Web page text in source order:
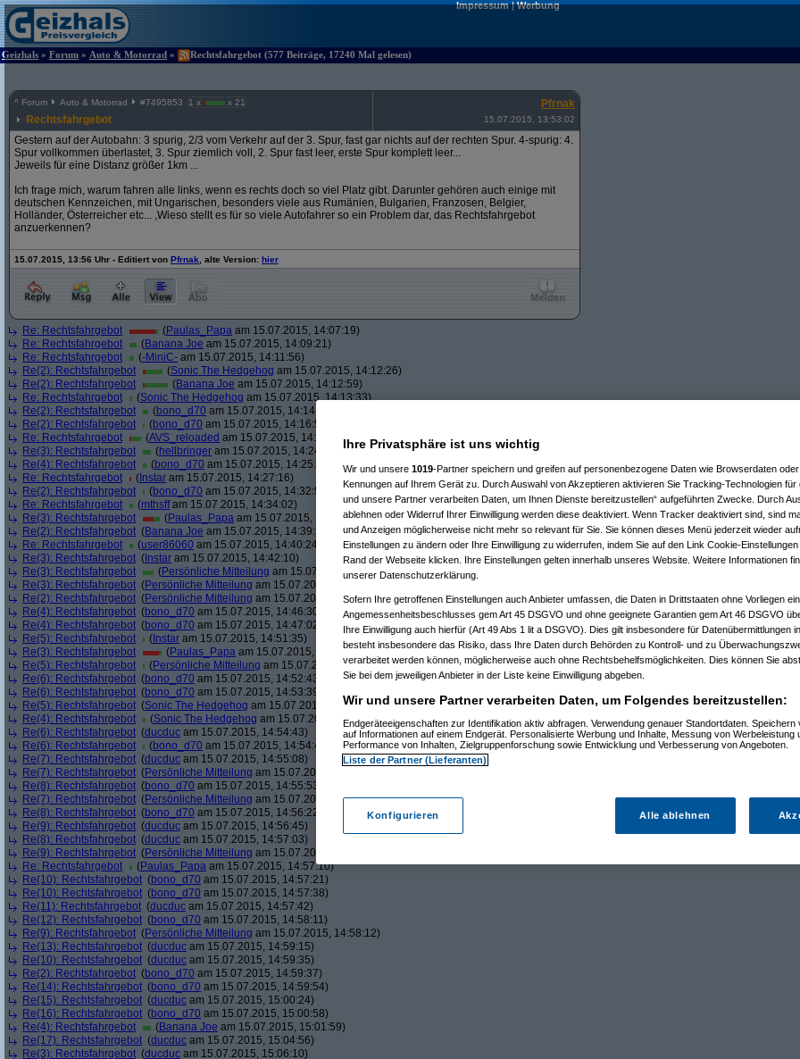
Impressum|Werbung
Geizhals » Forum » Auto & Motorrad » Rechtsfahrgebot (577 Beiträge, 17240 Mal gelesen)
^ Forum Auto & Motorrad #7495853 1 x x 21
Rechtsfahrgebot
Pfrnak
15.07.2015, 13:53:02
Gestern auf der Autobahn: 3 spurig, 2/3 vom Verkehr auf der 3. Spur, fast gar nichts auf der rechten Spur. 4-spurig: 4.
Spur vollkommen überlastet, 3. Spur ziemlich voll, 2. Spur fast leer, erste Spur komplett leer...
Jeweils für eine Distanz größer 1km ...
Ich frage mich, warum fahren alle links, wenn es rechts doch so viel Platz gibt. Darunter gehören auch einige mit
deutschen Kennzeichen, mit Ungarischen, besonders viele aus Rumänien, Bulgarien, Franzosen, Belgier,
Holländer, Österreicher etc... ,Wieso stellt es für so viele Autofahrer so ein Problem dar, das Rechtsfahrgebot
anzuerkennen?
15.07.2015, 13:56 Uhr - Editiert von Pfrnak , alte Version: hier
Re: Rechtsfahrgebot (Paulas_Papa am 15.07.2015, 14:07:19)
Re: Rechtsfahrgebot
(Banana Joe am 15.07.2015, 14:09:21)
Re: Rechtsfahrgebot
(-MiniC- am 15.07.2015, 14:11:56)
Re(2): Rechtsfahrgebot
(Sonic The Hedgehog am 15.07.2015, 14:12:26)
Re(2): Rechtsfahrgebot
(Banana Joe am 15.07.2015, 14:12:59)
Re: Rechtsfahrgebot
(Sonic The Hedgehog am 15.07.2015, 14:13:33)
Re(2): Rechtsfahrgebot
(bono_d70 am 15.07.2015, 14:14:55)
Re(2): Rechtsfahrgebot
(bono_d70 am 15.07.2015, 14:16:59)
Re: Rechtsfahrgebot
(AVS_reloaded am 15.07.2015, 14:21:21)
Re(3): Rechtsfahrgebot
(hellbringer am 15.07.2015, 14:24:14)
Re(4): Rechtsfahrgebot
(bono_d70 am 15.07.2015, 14:25:39)
Re: Rechtsfahrgebot
( Instar am 15.07.2015, 14:27:16)
Re(2): Rechtsfahrgebot
(bono_d70 am 15.07.2015, 14:32:58)
Re: Rechtsfahrgebot
(mthsffam 15.07.2015, 14:34:02)
Re(3): Rechtsfahrgebot
(Paulas_Papa am 15.07.2015, 14:37:50)
Re(2): Rechtsfahrgebot (Banana Joe am 15.07.2015, 14:39:31)
Re: Rechtsfahrgebot
(user86060 am 15.07.2015, 14:40:24)
Re(3): Rechtsfahrgebot ( Instar am 15.07.2015, 14:42:10)
Re(3): Rechtsfahrgebot
(Persönliche Mitteilung am 15.07.2015, 14:42:46)
Re(3): Rechtsfahrgebot (Persönliche Mitteilung am 15.07.2015, 14:44:05)
Re(2): Rechtsfahrgebot (Persönliche Mitteilung am 15.07.2015, 14:45:35)
Re(4): Rechtsfahrgebot (bono_d70 am 15.07.2015, 14:46:30)
Re(4): Rechtsfahrgebot (bono_d70 am 15.07.2015, 14:47:02)
Re(5): Rechtsfahrgebot
( Instar am 15.07.2015, 14:51:35)
Re(3): Rechtsfahrgebot
(Paulas_Papa am 15.07.2015, 14:51:55)
Re(5): Rechtsfahrgebot
(Persönliche Mitteilung am 15.07.2015, 14:52:10)
Re(6): Rechtsfahrgebot (bono_d70 am 15.07.2015, 14:52:43)
Re(6): Rechtsfahrgebot (bono_d70 am 15.07.2015, 14:53:39)
Re(5): Rechtsfahrgebot (Sonic The Hedgehog am 15.07.2015, 14:53:40)
Re(4): Rechtsfahrgebot
(Sonic The Hedgehog am 15.07.2015, 14:54:21)
Re(6): Rechtsfahrgebot (ducduc am 15.07.2015, 14:54:43)
Re(6): Rechtsfahrgebot
(bono_d70 am 15.07.2015, 14:54:47)
Re(7): Rechtsfahrgebot (ducduc am 15.07.2015, 14:55:08)
Re(7): Rechtsfahrgebot (Persönliche Mitteilung am 15.07.2015, 14:55:40)
Re(8): Rechtsfahrgebot (bono_d70 am 15.07.2015, 14:55:53)
Re(7): Rechtsfahrgebot (Persönliche Mitteilung am 15.07.2015, 14:56:20)
Re(8): Rechtsfahrgebot (bono_d70 am 15.07.2015, 14:56:22)
Re(9): Rechtsfahrgebot (ducduc am 15.07.2015, 14:56:45)
Re(8): Rechtsfahrgebot (ducduc am 15.07.2015, 14:57:03)
Re(9): Rechtsfahrgebot (Persönliche Mitteilung am 15.07.2015, 14:57:03)
Re: Rechtsfahrgebot
(Paulas_Papa am 15.07.2015, 14:57:10)
Re(10): Rechtsfahrgebot (bono_d70 am 15.07.2015, 14:57:21)
Re(10): Rechtsfahrgebot (bono_d70 am 15.07.2015, 14:57:38)
Re(11): Rechtsfahrgebot (ducduc am 15.07.2015, 14:57:42)
Re(12): Rechtsfahrgebot (bono_d70 am 15.07.2015, 14:58:11)
Re(9): Rechtsfahrgebot (Persönliche Mitteilung am 15.07.2015, 14:58:12)
Re(13): Rechtsfahrgebot (ducduc am 15.07.2015, 14:59:15)
Re(10): Rechtsfahrgebot (ducduc am 15.07.2015, 14:59:35)
Re(2): Rechtsfahrgebot (bono_d70 am 15.07.2015, 14:59:37)
Re(14): Rechtsfahrgebot (bono_d70 am 15.07.2015, 14:59:54)
Re(15): Rechtsfahrgebot (ducduc am 15.07.2015, 15:00:24)
Re(16): Rechtsfahrgebot (bono_d70 am 15.07.2015, 15:00:58)
Re(4): Rechtsfahrgebot
(Banana Joe am 15.07.2015, 15:01:59)
Re(17): Rechtsfahrgebot (ducduc am 15.07.2015, 15:04:56)
Re(3): Rechtsfahrgebot (ducduc am 15.07.2015, 15:06:10)
Ihre Privatsphäre ist uns wichtig
Wir und unsere 1019-Partner speichern und greifen auf personenbezogene Daten wie Browserdaten
Kennungen auf Ihrem Gerät zu. Durch Auswahl von Akzeptieren aktivieren Sie Tracking-Technologien für
und unsere Partner verarbeiten Daten, um Ihnen Dienste bereitzustellen“ aufgeführten Zwecke. Durch
ablehnen oder Widerruf Ihrer Einwilligung werden diese deaktiviert. Wenn Tracker deaktiviert sind, sind
und Anzeigen möglicherweise nicht mehr so relevant für Sie. Sie können dieses Menü jederzeit wieder
Einstellungen zu ändern oder Ihre Einwilligung zu widerrufen, indem Sie auf den Link Cookie-
Rand der Webseite klicken. Ihre Einstellungen gelten innerhalb unseres Website. Weitere Informationen
unserer Datenschutzerklärung.
Sofern Ihre getroffenen Einstellungen auch Anbieter umfassen, die Daten in Drittstaaten ohne Vorliegen
Angemessenheitsbeschlusses gem Art 45 DSGVO und ohne geeignete Garantien gem Art 46 DSGVO
Ihre Einwilligung auch hierfür (Art 49 Abs 1 lit a DSGVO). Dies gilt insbesondere für Datenübermittlungen
besteht insbesondere das Risiko, dass Ihre Daten durch Behörden zu Kontroll- und zu
verarbeitet werden können, möglicherweise auch ohne Rechtsbehelfsmöglichkeiten. Dies können Sie
Sie bei dem jeweiligen Anbieter in der Liste keine Einwilligung abgeben.
Wir und unsere Partner verarbeiten Daten, um Folgendes bereitzustellen:
Endgeräteeigenschaften zur Identifikation aktiv abfragen. Verwendung genauer Standortdaten. Speichern
auf Informationen auf einem Endgerät. Personalisierte Werbung und Inhalte, Messung von Werbeleistung
Performance von Inhalten, Zielgruppenforschung sowie Entwicklung und Verbesserung von Angeboten.
Liste der Partner (Lieferanten)
Konfigurieren Alle ablehnen